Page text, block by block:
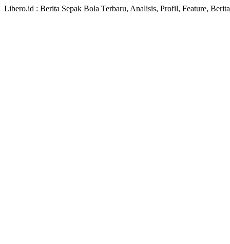
Libero.id : Berita Sepak Bola Terbaru, Analisis, Profil, Feature,